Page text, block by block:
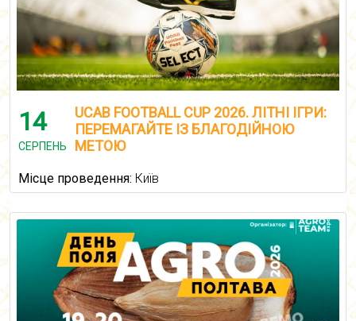
14
СЕРПЕНЬ
UCAB FOOTBALL CUP 2026. ЛІТНІ ІГРИ:
ПЕРЕМАГАЙТЕ ІЗ БЛАГОДІЙНОЮ
МЕТОЮ
Місце проведення: Київ